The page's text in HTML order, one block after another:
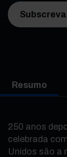
Resumo
250 anos
celebrada
Unidos são a